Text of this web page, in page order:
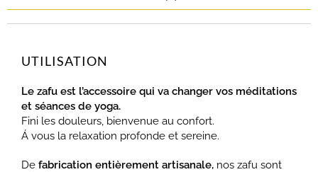
UTILISATION
Le zafu est l’accessoire qui va changer vos méditations
et séances de yoga.
Fini les douleurs, bienvenue au confort.
Á vous la relaxation profonde et sereine.
De fabrication entièrement artisanale, nos zafu sont